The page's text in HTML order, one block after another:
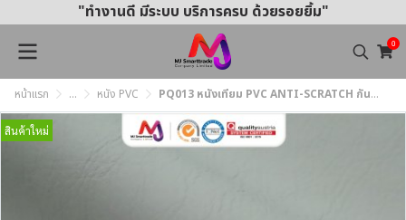
"ทำงานดี มีระบบ บริการครบ ด้วยรอยยิ้ม"
0
หน้าแรก ... หนัง PVC PQ013 หนังเทียม PVC ANTI-SCRATCH กันรอยขีดข่วน หน้ากว้าง 142 ซม. หนา 1.0 mm.
สินค้าใหม่